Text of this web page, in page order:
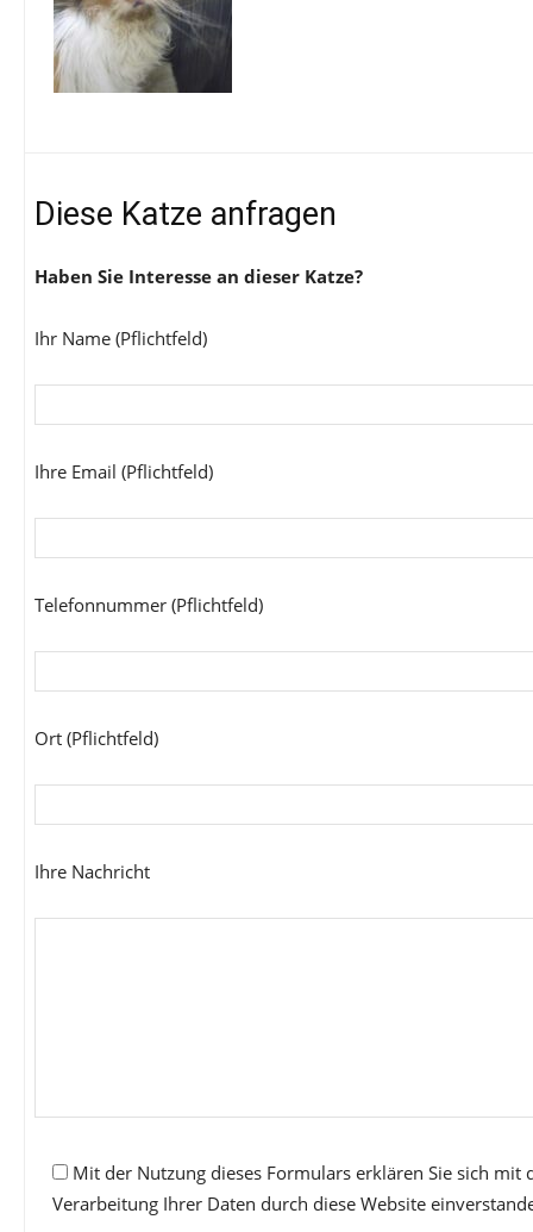
Diese Katze anfragen
Haben Sie Interesse an dieser Katze?
Ihr Name (Pflichtfeld)
Ihre Email (Pflichtfeld)
Telefonnummer (Pflichtfeld)
Ort (Pflichtfeld)
Ihre Nachricht
Mit der Nutzung dieses Formulars erklären Sie sich mit
Verarbeitung Ihrer Daten durch diese Website